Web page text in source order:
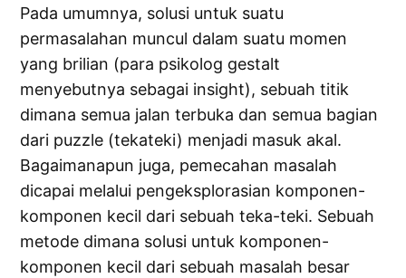
Pada umumnya, solusi untuk suatu
permasalahan muncul dalam suatu momen
yang brilian (para psikolog gestalt
menyebutnya sebagai insight), sebuah titik
dimana semua jalan terbuka dan semua bagian
dari puzzle (tekateki) menjadi masuk akal.
Bagaimanapun juga, pemecahan masalah
dicapai melalui pengeksplorasian komponen-
komponen kecil dari sebuah teka-teki. Sebuah
metode dimana solusi untuk komponen-
komponen kecil dari sebuah masalah besar